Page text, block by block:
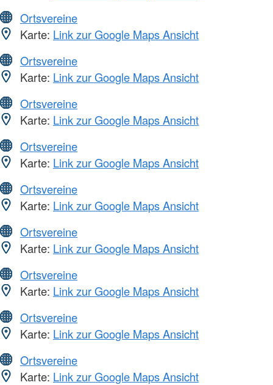
Ortsvereine
Karte: Link zur Google Maps Ansicht
Ortsvereine
Karte: Link zur Google Maps Ansicht
Ortsvereine
Karte: Link zur Google Maps Ansicht
Ortsvereine
Karte: Link zur Google Maps Ansicht
Ortsvereine
Karte: Link zur Google Maps Ansicht
Ortsvereine
Karte: Link zur Google Maps Ansicht
Ortsvereine
Karte: Link zur Google Maps Ansicht
Ortsvereine
Karte: Link zur Google Maps Ansicht
Ortsvereine
Karte: Link zur Google Maps Ansicht